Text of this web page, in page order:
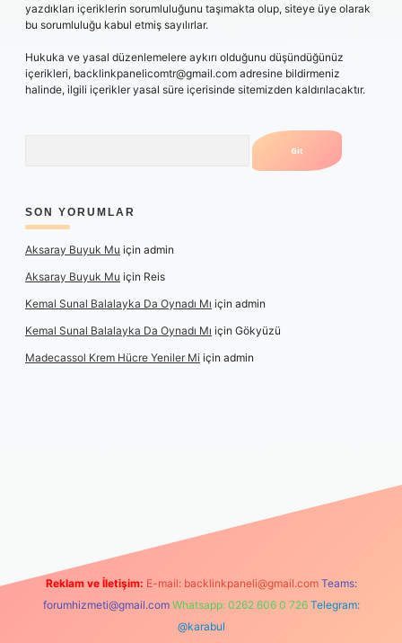
yazdıkları içeriklerin sorumluluğunu taşımakta olup, siteye üye olarak
bu sorumluluğu kabul etmiş sayılırlar.
Hukuka ve yasal düzenlemelere aykırı olduğunu düşündüğünüz
içerikleri, backlinkpanelicomtr@gmail.com adresine bildirmeniz
halinde, ilgili içerikler yasal süre içerisinde sitemizden kaldırılacaktır.
SON YORUMLAR
Aksaray Buyuk Mu için admin
Aksaray Buyuk Mu için Reis
Kemal Sunal Balalayka Da Oynadı Mı için admin
Kemal Sunal Balalayka Da Oynadı Mı için Gökyüzü
Madecassol Krem Hücre Yeniler Mi için admin
Reklam ve İletişim: E-mail: backlinkpaneli@gmail.com Teams:
forumhizmeti@gmail.com Whatsapp: 0262 606 0 726 Telegram:
@karabul